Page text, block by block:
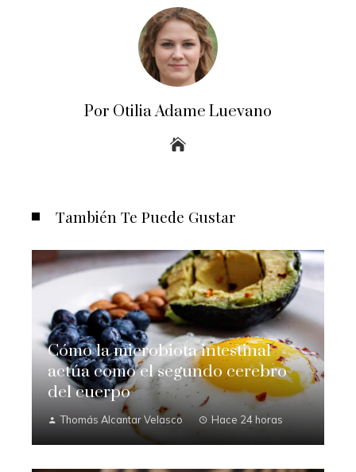
Por Otilia Adame Luevano
También Te Puede Gustar
Cómo la microbiota intestinal
actúa como el segundo cerebro
del cuerpo
Thomás Alcantar Velasco Hace 24 horas